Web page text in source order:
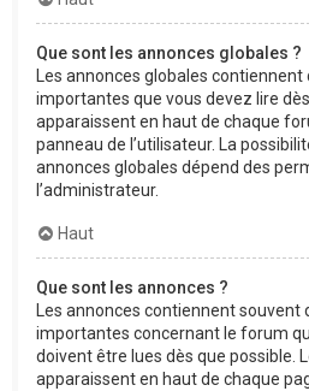
Que sont les annonces globales ?
Les annonces globales
importantes que vous devez lire
apparaissent en haut de chaque
panneau de l’utilisateur. La
annonces globales dépend des
l’administrateur.
Haut
Que sont les annonces ?
Les annonces contiennent souvent
importantes concernant le forum
doivent être lues dès que possible.
apparaissent en haut de chaque